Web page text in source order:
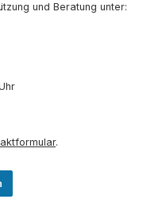
und Beratung unter:
.